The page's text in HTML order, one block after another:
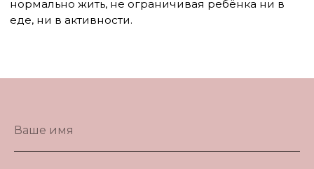
Ваше имя